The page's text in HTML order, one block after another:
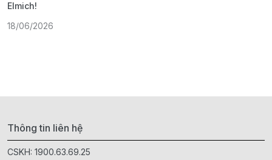
Elmich!
18/06/2026
Thông tin liên hệ
CSKH: 1900.63.69.25